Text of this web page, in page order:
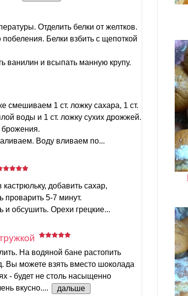
Отделить белки от желтков.
Белки взбить с щепоткой
ванилин и всыпать манную крупу.
смешиваем 1 ст. ложку сахара, 1 ст.
воды и 1 ст. ложку сухих дрожжей.
Воду вливаем по...
добавить сахар,
5-7 минут.
и обсушить. Орехи грецкие...
На водяной бане растопить
Вы можете взять вместо шоколада
- будет не столь насыщенно
вкусно....
дальше